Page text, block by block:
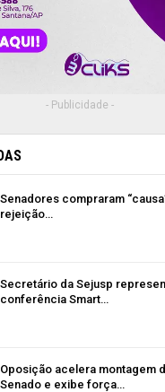
- Publicidade -
Senadores compraram
rejeição…
Secretário da Sejusp
conferência Smart…
Oposição acelera montagem
Senado e exibe força…